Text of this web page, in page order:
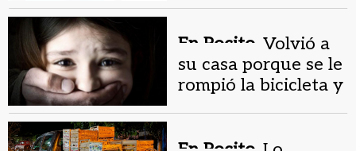
En Pocito. Volvió a
su casa porque se le
rompió la bicicleta y